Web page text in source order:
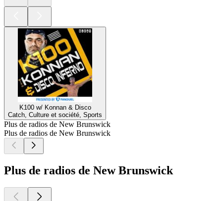
K100 w/ Konnan & Disco
Catch, Culture et société, Sports
Plus de radios de New Brunswick
Plus de radios de New Brunswick
Plus de radios de New Brunswick